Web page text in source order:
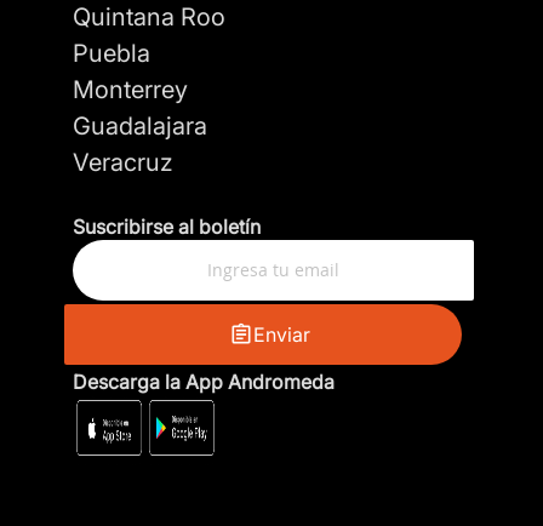
Quintana Roo
Puebla
Monterrey
Guadalajara
Veracruz
Suscribirse al boletín
Enviar
Descarga la App Andromeda